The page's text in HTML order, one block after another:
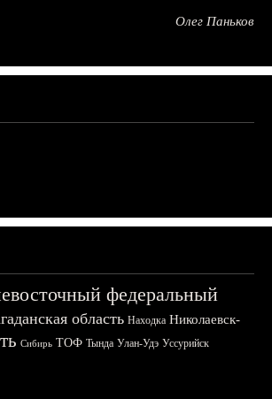
Олег Паньков
федеральный
область Находка Николаевск-
Сибирь ТОФ Тында Улан-Удэ Уссурийск